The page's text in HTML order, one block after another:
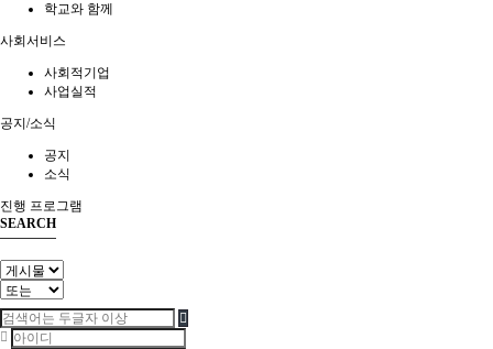
학교와 함께
사회서비스
사회적기업
사업실적
공지/소식
공지
소식
진행 프로그램
SEARCH